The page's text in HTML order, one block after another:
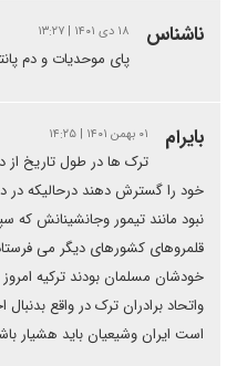
ناشناس ۱۸ دی ۱۴۰۱ | ۱۳:۲۷
پای موحدیات و دم
بایرام ۰۱ بهمن ۱۴۰۱ | ۱۴:۲۵
ترک ها در طول تاریخ از
خود را گسترش دهند درحالیکه در
نبود مانند تیمور وجانشینانش که
قلمروهای کشورهای دیگر می
خودشان مسلمان بودند ترکیه
واتحاد برادران ترک در واقع
است ایران وشیعیان باید هشیار